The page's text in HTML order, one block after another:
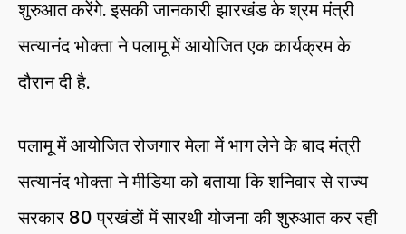
शुरुआत करेंगे. इसकी जानकारी झारखंड के श्रम मंत्री
सत्यानंद भोक्ता ने पलामू में आयोजित एक कार्यक्रम के
दौरान दी है.
पलामू में आयोजित रोजगार मेला में भाग लेने के बाद मंत्री
सत्यानंद भोक्ता ने मीडिया को बताया कि शनिवार से राज्य
सरकार 80 प्रखंडों में सारथी योजना की शुरुआत कर रही